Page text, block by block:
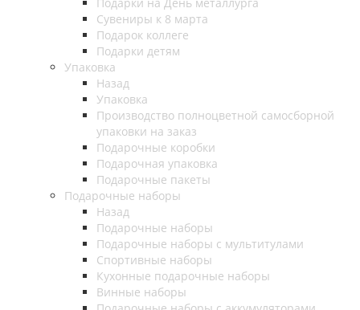
Сувениры к 8 марта
Подарок коллеге
Подарки детям
Упаковка
Назад
Упаковка
Производство полноцветной самосборной
упаковки на заказ
Подарочные коробки
Подарочная упаковка
Подарочные пакеты
Подарочные наборы
Назад
Подарочные наборы
Подарочные наборы с мультитулами
Спортивные наборы
Кухонные подарочные наборы
Винные наборы